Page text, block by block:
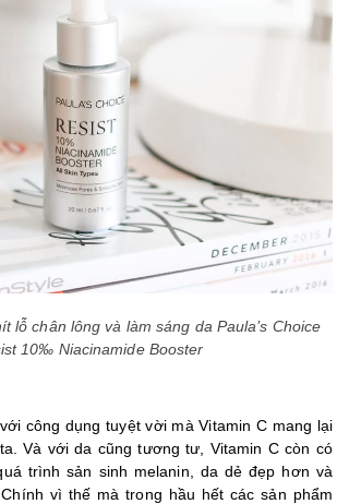
lỗ chân lông và làm sáng da Paula’s Choice
10‰ Niacinamide Booster
công dụng tuyệt vời mà Vitamin C mang lại
Và với da cũng tương tư, Vitamin C còn có
trình sản sinh melanin, da dẻ đẹp hơn và
vì thế mà trong hầu hết các sản phẩm